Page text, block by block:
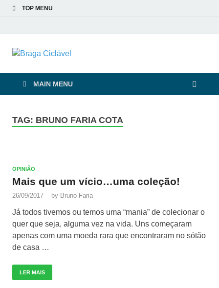
TOP MENU
Braga Ciclável
MAIN MENU
TAG: BRUNO FARIA COTA
OPINIÃO
Mais que um vício…uma coleção!
26/09/2017 - by Bruno Faria
Já todos tivemos ou temos uma “mania” de colecionar o
quer que seja, alguma vez na vida. Uns começaram
apenas com uma moeda rara que encontraram no sótão
de casa …
LER MAIS